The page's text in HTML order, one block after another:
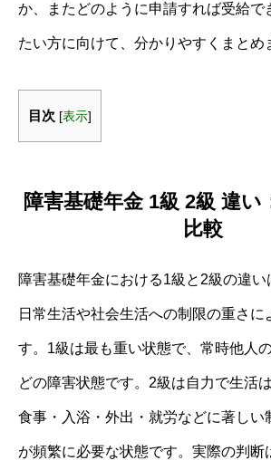
か、またどのように申請すれば受給で
たい方に向けて、分かりやすくまとめ
目次 [表示]
障害基礎年金 1級 2級 違い
比較
障害基礎年金における1級と2級の違い
日常生活や社会生活への制限の重さに
す。1級は最も重い状態で、常時他人
どの障害状態です。2級は自力で生活
食事・入浴・外出・就労などに著しい
が頻繁に必要な状態です。実際の判断